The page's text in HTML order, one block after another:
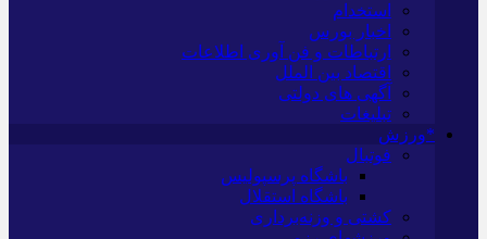
استخدام
اخبار بورس
ارتباطات و فن آوری اطلاعات
اقتصاد بین الملل
آگهی های دولتی
تبلیغات
*ورزش
فوتبال
باشگاه پرسپولیس
باشگاه استقلال
کشتی و وزنه‌برداری